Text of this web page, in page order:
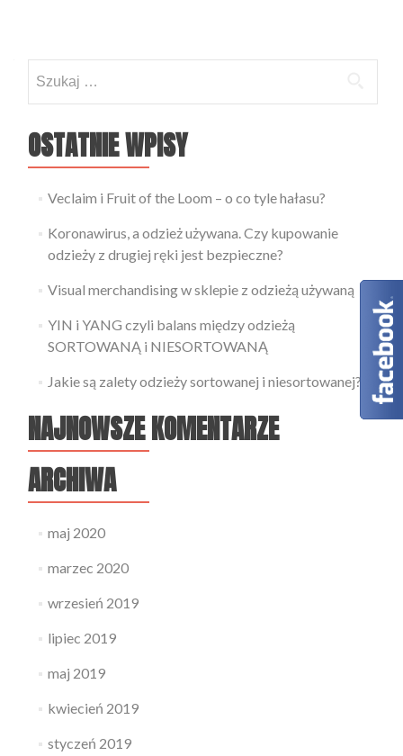
OSTATNIE WPISY
Veclaim i Fruit of the Loom – o co tyle hałasu?
Koronawirus, a odzież używana. Czy kupowanie
odzieży z drugiej ręki jest bezpieczne?
Visual merchandising w sklepie z odzieżą używaną
YIN i YANG czyli balans między odzieżą
SORTOWANĄ i NIESORTOWANĄ
Jakie są zalety odzieży sortowanej i niesortowanej?
NAJNOWSZE KOMENTARZE
ARCHIWA
maj 2020
marzec 2020
wrzesień 2019
lipiec 2019
maj 2019
kwiecień 2019
styczeń 2019